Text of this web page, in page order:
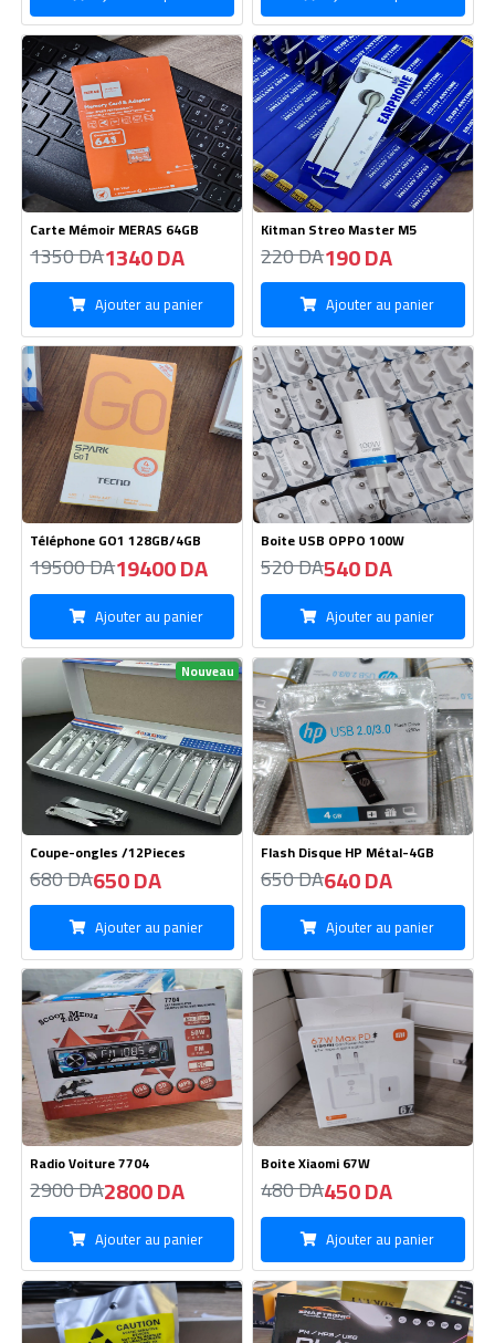
Carte Mémoir MERAS 64GB
1350 DA1340 DA
Ajouter au panier
Kitman Streo Master M5
220 DA190 DA
Ajouter au panier
Téléphone GO1 128GB/4GB
19500 DA19400 DA
Ajouter au panier
Boite USB OPPO 100W
520 DA540 DA
Ajouter au panier
Nouveau
Coupe-ongles /12Pieces
680 DA650 DA
Ajouter au panier
Flash Disque HP Métal-4GB
650 DA640 DA
Ajouter au panier
Radio Voiture 7704
2900 DA2800 DA
Ajouter au panier
Boite Xiaomi 67W
480 DA450 DA
Ajouter au panier